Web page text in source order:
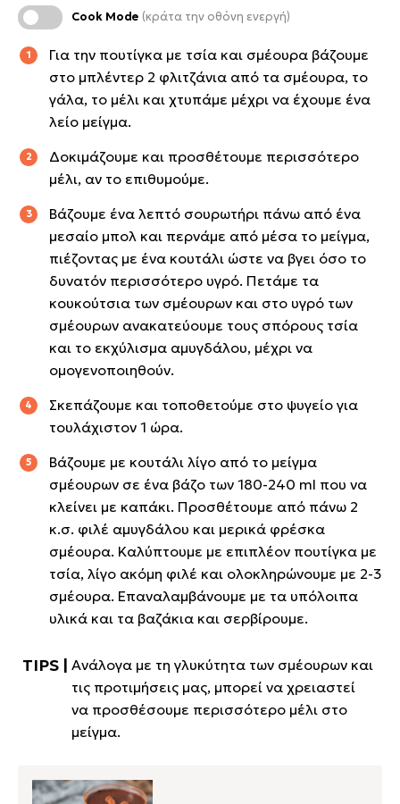
Cook Mode (κράτα την οθόνη ενεργή)
Για την πουτίγκα με τσία και σμέουρα βάζουμε
στο μπλέντερ 2 φλιτζάνια από τα σμέουρα, το
γάλα, το μέλι και χτυπάμε μέχρι να έχουμε ένα
λείο μείγμα.
Δοκιμάζουμε και προσθέτουμε περισσότερο
μέλι, αν το επιθυμούμε.
Βάζουμε ένα λεπτό σουρωτήρι πάνω από ένα
μεσαίο μπολ και περνάμε από μέσα το μείγμα,
πιέζοντας με ένα κουτάλι ώστε να βγει όσο το
δυνατόν περισσότερο υγρό. Πετάμε τα
κουκούτσια των σμέουρων και στο υγρό των
σμέουρων ανακατεύουμε τους σπόρους τσία
και το εκχύλισμα αμυγδάλου, μέχρι να
ομογενοποιηθούν.
Σκεπάζουμε και τοποθετούμε στο ψυγείο για
τουλάχιστον 1 ώρα.
Βάζουμε με κουτάλι λίγο από το μείγμα
σμέουρων σε ένα βάζο των 180-240 ml που να
κλείνει με καπάκι. Προσθέτουμε από πάνω 2
κ.σ. φιλέ αμυγδάλου και μερικά φρέσκα
σμέουρα. Καλύπτουμε με επιπλέον πουτίγκα με
τσία, λίγο ακόμη φιλέ και ολοκληρώνουμε με 2-3
σμέουρα. Επαναλαμβάνουμε με τα υπόλοιπα
υλικά και τα βαζάκια και σερβίρουμε.
Ανάλογα με τη γλυκύτητα των σμέουρων και
τις προτιμήσεις μας, μπορεί να χρειαστεί
να προσθέσουμε περισσότερο μέλι στο
μείγμα.